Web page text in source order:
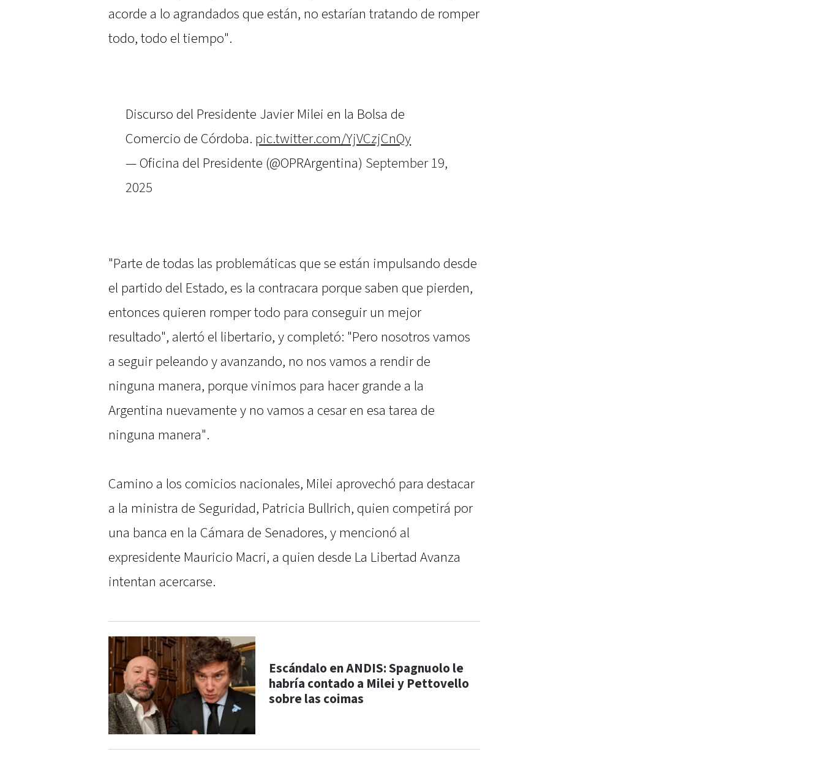
acorde a lo agrandados que están, no estarían tratando de romper
todo, todo el tiempo".
Discurso del Presidente Javier Milei en la Bolsa de
Comercio de Córdoba. pic.twitter.com/YjVCzjCnQy
— Oficina del Presidente (@OPRArgentina) September 19,
2025
"Parte de todas las problemáticas que se están impulsando desde
el partido del Estado, es la contracara porque saben que pierden,
entonces quieren romper todo para conseguir un mejor
resultado", alertó el libertario, y completó: "Pero nosotros vamos
a seguir peleando y avanzando, no nos vamos a rendir de
ninguna manera, porque vinimos para hacer grande a la
Argentina nuevamente y no vamos a cesar en esa tarea de
ninguna manera".
Camino a los comicios nacionales, Milei aprovechó para destacar
a la ministra de Seguridad, Patricia Bullrich, quien competirá por
una banca en la Cámara de Senadores, y mencionó al
expresidente Mauricio Macri, a quien desde La Libertad Avanza
intentan acercarse.
Escándalo en ANDIS: Spagnuolo le
habría contado a Milei y Pettovello
sobre las coimas